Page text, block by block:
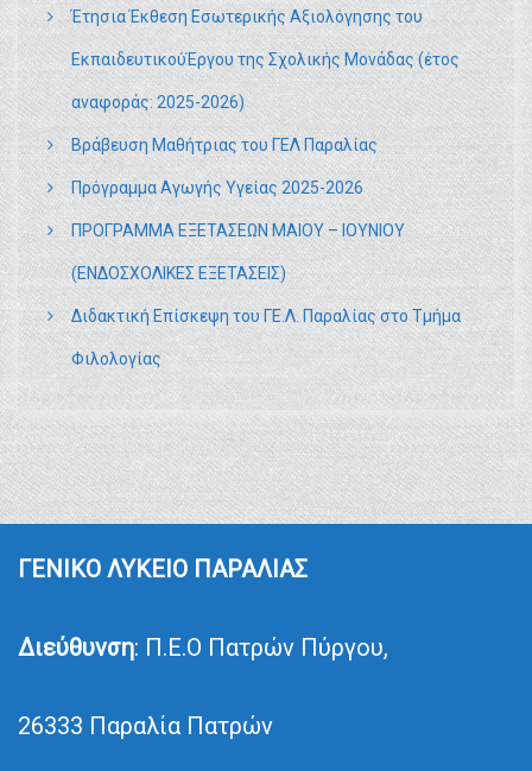
Έτησια Έκθεση Εσωτερικής Αξιολόγησης του
ΕκπαιδευτικούΈργου της Σχολικής Μονάδας (έτος
αναφοράς: 2025-2026)
Βράβευση Μαθήτριας του ΓΕΛ Παραλίας
Πρόγραμμα Αγωγής Υγείας 2025-2026
ΠΡΟΓΡΑΜΜΑ ΕΞΕΤΑΣΕΩΝ ΜΑΙΟΥ – ΙΟΥΝΙΟΥ
(ΕΝΔΟΣΧΟΛΙΚΕΣ ΕΞΕΤΑΣΕΙΣ)
Διδακτική Επίσκεψη του ΓΕ.Λ. Παραλίας στο Τμήμα
Φιλολογίας
ΓΕΝΙΚΟ ΛΥΚΕΙΟ ΠΑΡΑΛΙΑΣ
Διεύθυνση: Π.Ε.Ο Πατρών Πύργου,
26333 Παραλία Πατρών